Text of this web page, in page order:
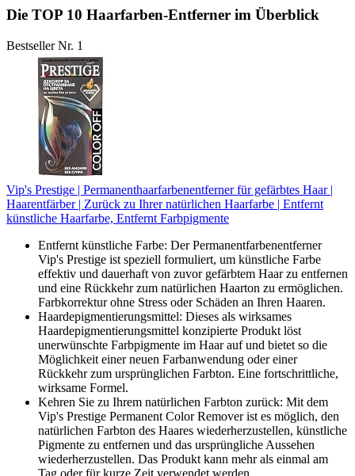
Die TOP 10 Haarfarben-Entferner im Überblick
Bestseller Nr. 1
Vip's Prestige | Permanenthaarfarbenentferner für gefärbtes Haar |
Haarentfärber | Zurück zu Ihrer natürlichen Haarfarbe | Entfernt
künstliche Haarfarbe, Entfernt Farbpigmente
Entfernt künstliche Farbe: Der Permanentfarbenentferner
Vip's Prestige ist speziell formuliert, um künstliche Farbe
effektiv und dauerhaft von zuvor gefärbtem Haar zu entfernen
und eine Rückkehr zum natürlichen Haarton zu ermöglichen.
Farbkorrektur ohne Stress oder Schäden an Ihren Haaren.
Haardepigmentierungsmittel: Dieses als wirksames
Haardepigmentierungsmittel konzipierte Produkt löst
unerwünschte Farbpigmente im Haar auf und bietet so die
Möglichkeit einer neuen Farbanwendung oder einer
Rückkehr zum ursprünglichen Farbton. Eine fortschrittliche,
wirksame Formel.
Kehren Sie zu Ihrem natürlichen Farbton zurück: Mit dem
Vip's Prestige Permanent Color Remover ist es möglich, den
natürlichen Farbton des Haares wiederherzustellen, künstliche
Pigmente zu entfernen und das ursprüngliche Aussehen
wiederherzustellen. Das Produkt kann mehr als einmal am
Tag oder für kurze Zeit verwendet werden.